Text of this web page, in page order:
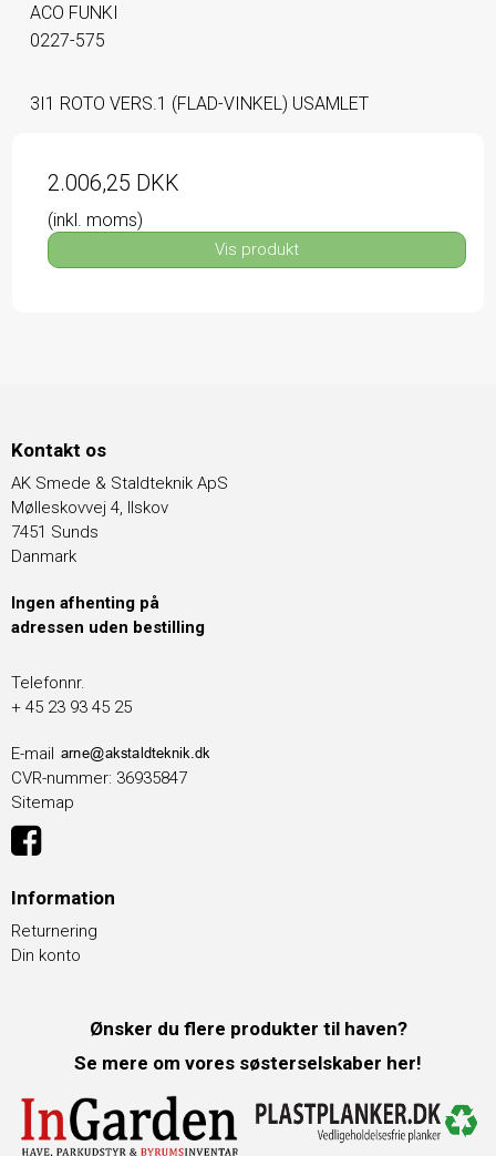
ACO FUNKI
0227-575
3I1 ROTO VERS.1 (FLAD-VINKEL) USAMLET
2.006,25 DKK
(inkl. moms)
Vis produkt
Kontakt os
AK Smede & Staldteknik ApS
Mølleskovvej 4, Ilskov
7451 Sunds
Danmark
Ingen afhenting på
adressen uden bestilling
Telefonnr.
+ 45 23 93 45 25
E-mail
CVR-nummer: 36935847
Sitemap
Information
Returnering
Din konto
Ønsker du flere produkter til haven?
Se mere om vores søsterselskaber her!